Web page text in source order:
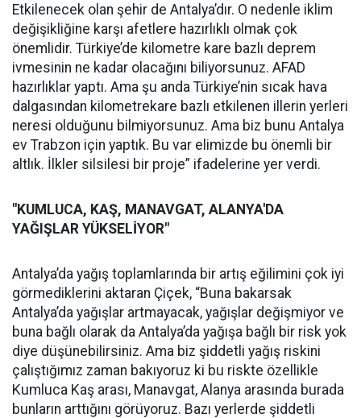
Etkilenecek olan şehir de Antalya’dır. O nedenle iklim
değişikliğine karşı afetlere hazırlıklı olmak çok
önemlidir. Türkiye’de kilometre kare bazlı deprem
ivmesinin ne kadar olacağını biliyorsunuz. AFAD
hazırlıklar yaptı. Ama şu anda Türkiye’nin sıcak hava
dalgasından kilometrekare bazlı etkilenen illerin yerleri
neresi olduğunu bilmiyorsunuz. Ama biz bunu Antalya
ev Trabzon için yaptık. Bu var elimizde bu önemli bir
altlık. İlkler silsilesi bir proje” ifadelerine yer verdi.
"KUMLUCA, KAŞ, MANAVGAT, ALANYA'DA
YAĞIŞLAR YÜKSELİYOR"
Antalya’da yağış toplamlarında bir artış eğilimini çok iyi
görmediklerini aktaran Çiçek, “Buna bakarsak
Antalya’da yağışlar artmayacak, yağışlar değişmiyor ve
buna bağlı olarak da Antalya’da yağışa bağlı bir risk yok
diye düşünebilirsiniz. Ama biz şiddetli yağış riskini
çalıştığımız zaman bakıyoruz ki bu riskte özellikle
Kumluca Kaş arası, Manavgat, Alanya arasında burada
bunların arttığını görüyoruz. Bazı yerlerde şiddetli